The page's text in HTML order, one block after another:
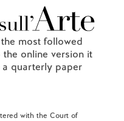
most followed
online version it
quarterly paper
with the Court of